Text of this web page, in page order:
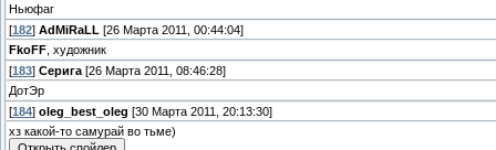
Ньюфаг
[182] AdMiRaLL [26 Марта 2011, 00:44:04]
FkoFF , художник
[183] Серига [26 Марта 2011, 08:46:28]
ДотЭр
[184] oleg_best_oleg [30 Марта 2011, 20:13:30]
хз какой-то самурай во тьме)